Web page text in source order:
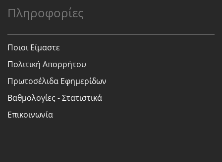
Πληροφορίες
Ποιοι Είμαστε
Πολιτική Απορρήτου
Πρωτοσέλιδα Εφημερίδων
Βαθμολογίες - Στατιστικά
Επικοινωνία